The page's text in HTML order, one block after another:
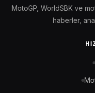
MotoGP, WorldSBK ve
haberler,